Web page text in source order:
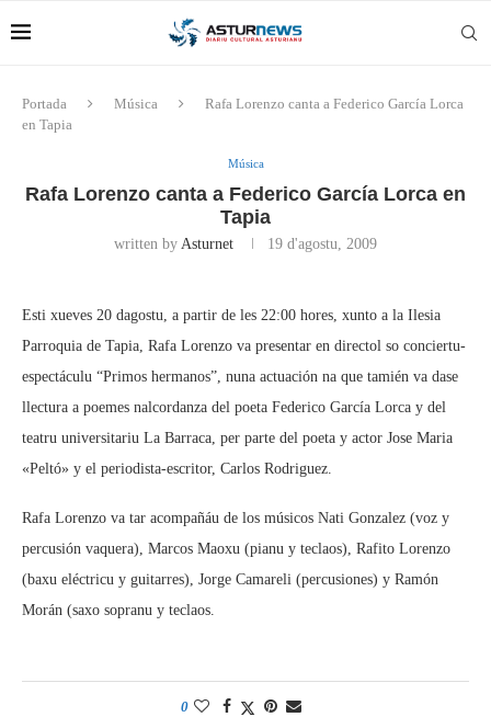
Portada Música
Rafa Lorenzo canta a Federico García Lorca
en Tapia
Música
Rafa Lorenzo canta a Federico García Lorca en
Tapia
written by Asturnet 19 d'agostu, 2009
Esti xueves 20 dagostu, a partir de les 22:00 hores, xunto a la Ilesia
Parroquia de Tapia, Rafa Lorenzo va presentar en directol so conciertu-
espectáculu “Primos hermanos”, nuna actuación na que tamién va dase
llectura a poemes nalcordanza del poeta Federico García Lorca y del
teatru universitariu La Barraca, per parte del poeta y actor Jose Maria
«Peltó» y el periodista-escritor, Carlos Rodriguez.
Rafa Lorenzo va tar acompañáu de los músicos Nati Gonzalez (voz y
percusión vaquera), Marcos Maoxu (pianu y teclaos), Rafito Lorenzo
(baxu eléctricu y guitarres), Jorge Camareli (percusiones) y Ramón
Morán (saxo sopranu y teclaos.
0